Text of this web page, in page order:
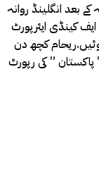
بعد انگلینڈ روانہ
کے جان ایف کینڈی ایئرپورٹ
ہوئیں.ریحام کچھ دن
پاکستان ” کی رپورٹ